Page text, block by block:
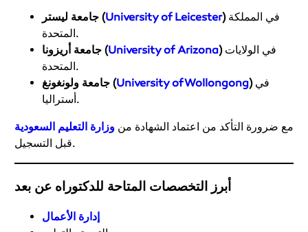
جامعة ليستر (University of Leicester)في المملكة
المتحدة.
جامعة أريزونا (University of Arizona)في الولايات
المتحدة.
جامعة ولونغونغ (University of Wollongong)في
أستراليا.
مع ضرورة التأكد من اعتماد الشهادة من وزارة التعليم السعودية
قبل التسجيل.
أبرز التخصصات المتاحة للدكتوراه عن بعد
إدارة الأعمال